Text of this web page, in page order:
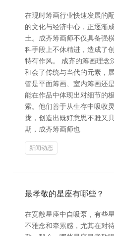
在现时筹画行业快速发展的
的文化与经济中心，正逐渐
土。成齐筹画师不仅具备强
科手段上不休精进，造成了
特有作风。 成齐的筹画理念
和会了传统与当代的元素，
管是平面筹画、室内筹画还
能在作品中体现出对细节的
索。他们善于从生存中吸收
拢，创造出既好意思不雅又
期，成齐筹画师也
新闻动态
最孝敬的星座有哪些？
在宽敞星座中自吸泵，有些
不雅念和牵累感，尤其在对